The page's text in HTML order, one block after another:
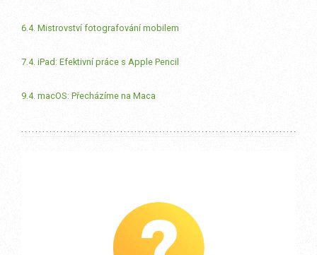
6.4. Mistrovství fotografování mobilem
7.4. iPad: Efektivní práce s Apple Pencil
9.4. macOS: Přecházíme na Maca